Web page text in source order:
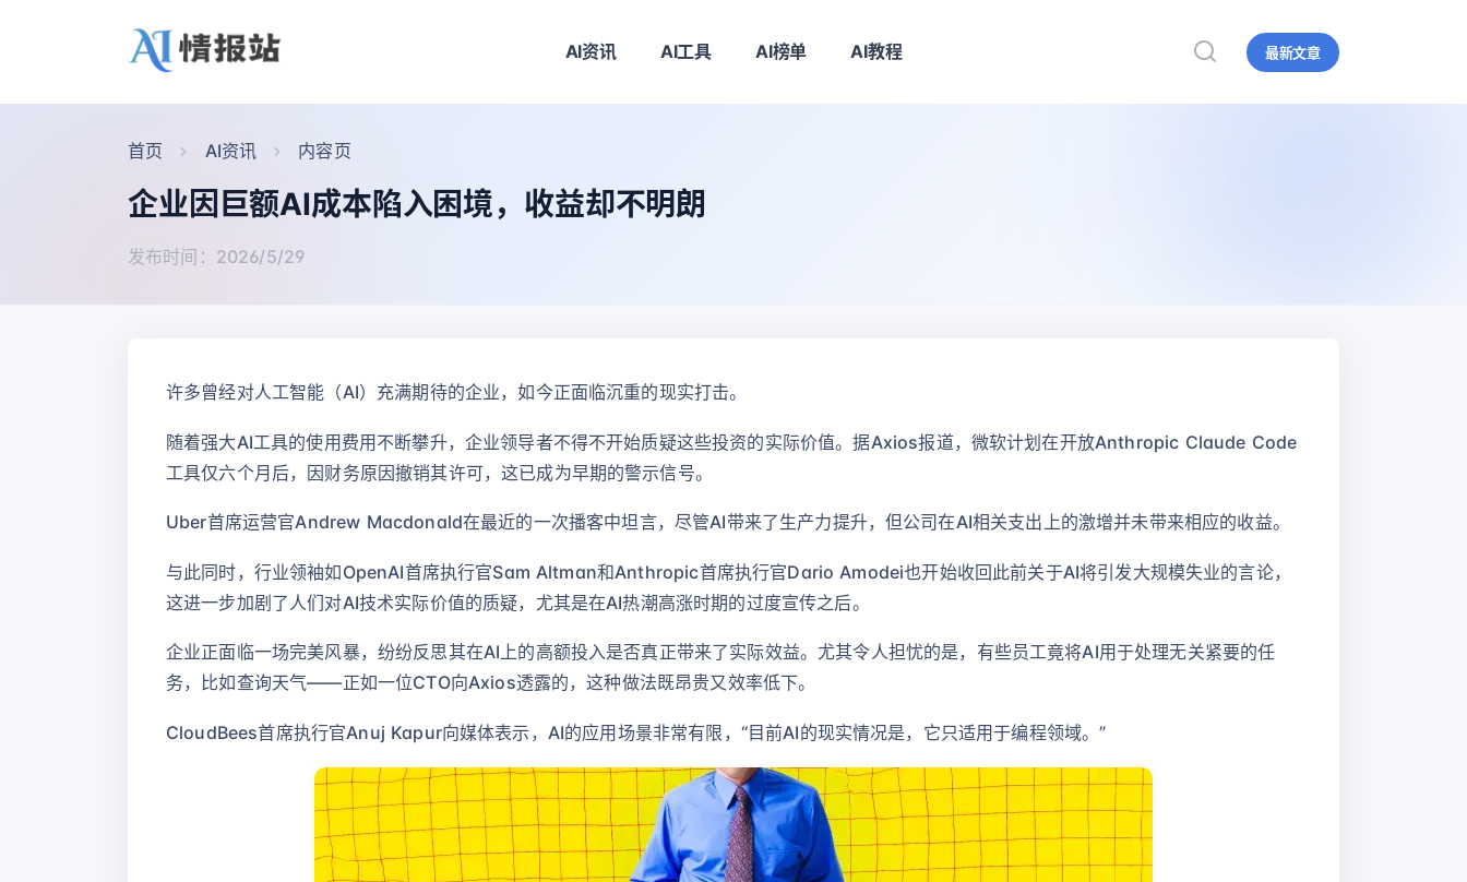
AI资讯 AI工具 AI榜单 AI教程 最新文章
首页 AI资讯 内容页
企业因巨额AI成本陷入困境，收益却不明朗
发布时间：2026/5/29
许多曾经对人工智能（AI）充满期待的企业，如今正面临沉重的现实打击。
随着强大AI工具的使用费用不断攀升，企业领导者不得不开始质疑这些投资的实际价值。据Axios报道，微软计划在开放Anthropic Claude Code
工具仅六个月后，因财务原因撤销其许可，这已成为早期的警示信号。
Uber首席运营官Andrew Macdonald在最近的一次播客中坦言，尽管AI带来了生产力提升，但公司在AI相关支出上的激增并未带来相应的收益。
与此同时，行业领袖如OpenAI首席执行官Sam Altman和Anthropic首席执行官Dario Amodei也开始收回此前关于AI将引发大规模失业的言论，
这进一步加剧了人们对AI技术实际价值的质疑，尤其是在AI热潮高涨时期的过度宣传之后。
企业正面临一场完美风暴，纷纷反思其在AI上的高额投入是否真正带来了实际效益。尤其令人担忧的是，有些员工竟将AI用于处理无关紧要的任
务，比如查询天气——正如一位CTO向Axios透露的，这种做法既昂贵又效率低下。
CloudBees首席执行官Anuj Kapur向媒体表示，AI的应用场景非常有限，“目前AI的现实情况是，它只适用于编程领域。”